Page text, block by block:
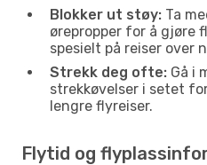
Blokker ut støy: Ta
ørepropper for å gjøre
spesielt på reiser over
Strekk deg ofte: Gå i
strekkøvelser i setet
lengre flyreiser.
Flytid og